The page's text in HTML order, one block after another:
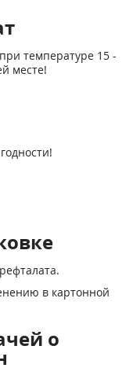
температуре 15 -
месте!
в картонной
о